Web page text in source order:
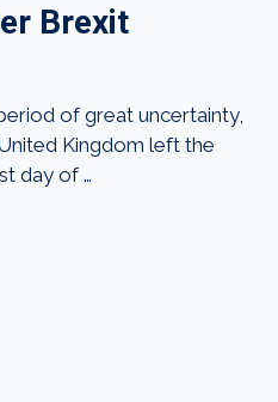
Brexit
of great uncertainty,
Kingdom left the
day of …